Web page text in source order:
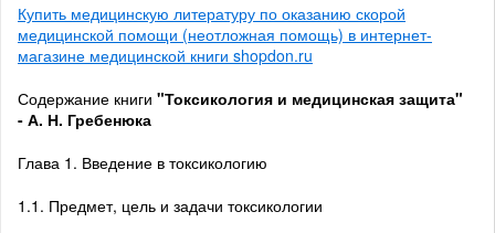
Купить медицинскую литературу по оказанию скорой
медицинской помощи (неотложная помощь) в интернет-
магазине медицинской книги shopdon.ru
Содержание книги "Токсикология и медицинская защита"
- А. Н. Гребенюка
Глава 1. Введение в токсикологию
1.1. Предмет, цель и задачи токсикологии